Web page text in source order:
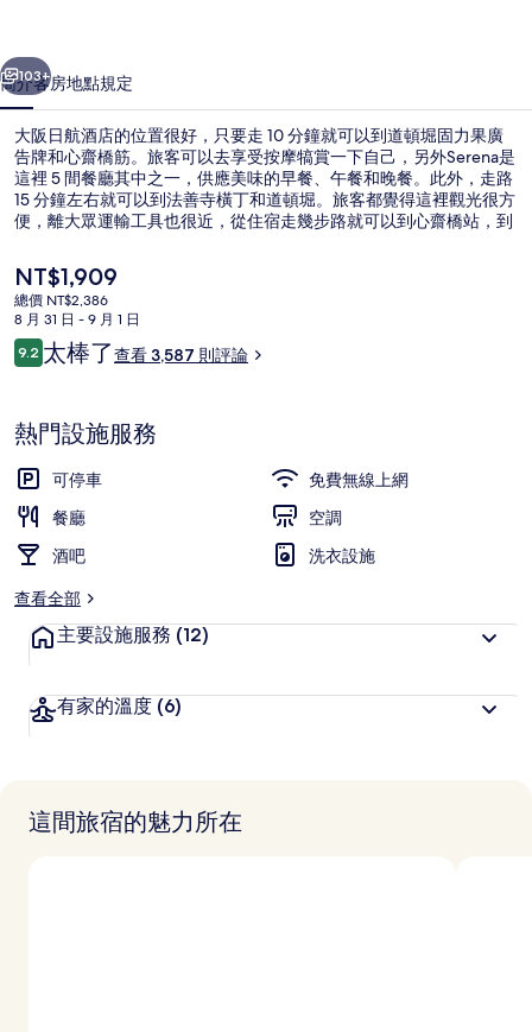
相
片
集
個 下一個
103+
簡介客房地點規定
大阪日航酒店的位置很好，只要走 10 分鐘就可以到道頓堀固力果廣
告牌和心齋橋筋。旅客可以去享受按摩犒賞一下自己，另外Serena是
這裡 5 間餐廳其中之一，供應美味的早餐、午餐和晚餐。此外，走路
15 分鐘左右就可以到法善寺橫丁和道頓堀。旅客都覺得這裡觀光很方
便，離大眾運輸工具也很近，從住宿走幾步路就可以到心齋橋站，到
目
前
的
價
格
NT$1,909
總價 NT$2,386
8 月 31 日 - 9 月 1 日
評
論
9.29.2 分，滿分 10 分，
太棒了查看 3,587 則評論
熱門設施服務
可停車
免費無線上網
餐廳
空調
酒吧
洗衣設施
查看全部
主要設施服務 (12)
有家的溫度 (6)
這間旅宿的魅力所在